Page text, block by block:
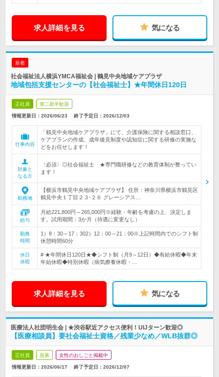
求人詳細を見る 気になる
新着
社会福祉法人横浜YMCA福祉会 | 鶴見中央地域ケアプラザ
地域包括支援センターの【社会福祉士】★年間休日120日
正社員 第二新卒歓迎
情報更新日：2026/06/23 終了予定日： 2026/12/03
仕事内容
「鶴見中央地域ケアプラザ」にて、介護保険に関する相談窓口、
ケアプランの作成、成年後見制度や認知症に関する研修の実施な
どをお任せします！
対象と
なる方
〈必須〉◎社会福祉士 ★専門職研修などの教育体制が整ってい
ます！
勤務地
【横浜市鶴見中央地域ケアプラザ】 住所：神奈川県横浜市鶴見区
鶴見中央１丁目２３-２６ グレーシアス…
給与
月給221,800円～265,000円※経験・年齢を考慮の上、決定しま
す。試用期間：3か月（待遇に変更なし）
勤務
時間
1）8：30～17：302）12：00～21：00※上記時間内でのシフト制
休憩時間60分
休日
休暇
# ★年間休日120日★◆シフト制（月9～12日）◆有給休暇◆年末
年始休暇◆特別休暇（病気療養休暇・…
求人詳細を見る 気になる
医療法人社団明生会 | ★渋谷駅近アクセス便利！UIJターン歓迎◎
【医療相談員】要社会福祉士資格／残業少なめ／WLB抜群◎
正社員 急募 女性のおしごと掲載中
情報更新日：2026/06/17 終了予定日： 2026/12/07